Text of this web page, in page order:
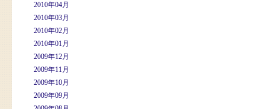
2010年04月
2010年03月
2010年02月
2010年01月
2009年12月
2009年11月
2009年10月
2009年09月